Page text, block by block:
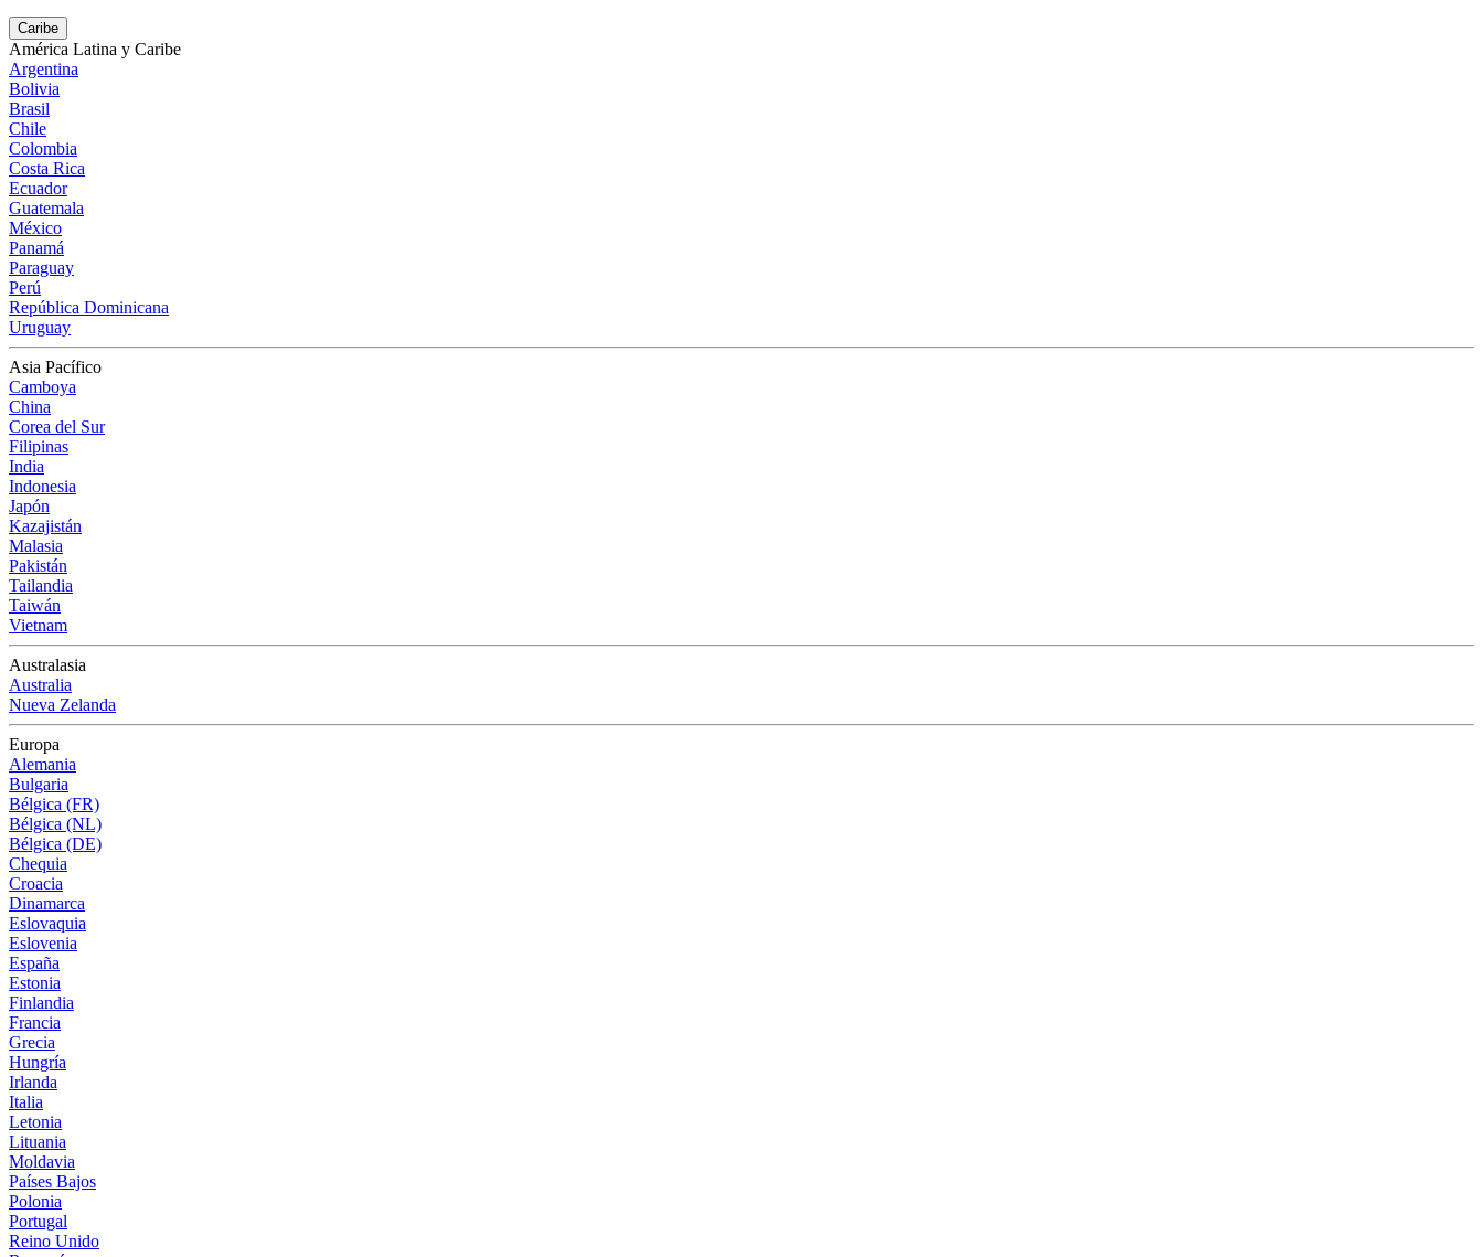
Caribe
América Latina y Caribe
Argentina
Bolivia
Brasil
Chile
Colombia
Costa Rica
Ecuador
Guatemala
México
Panamá
Paraguay
Perú
República Dominicana
Uruguay
Asia Pacífico
Camboya
China
Corea del Sur
Filipinas
India
Indonesia
Japón
Kazajistán
Malasia
Pakistán
Tailandia
Taiwán
Vietnam
Australasia
Australia
Nueva Zelanda
Europa
Alemania
Bulgaria
Bélgica (FR)
Bélgica (NL)
Bélgica (DE)
Chequia
Croacia
Dinamarca
Eslovaquia
Eslovenia
España
Estonia
Finlandia
Francia
Grecia
Hungría
Irlanda
Italia
Letonia
Lituania
Moldavia
Países Bajos
Polonia
Portugal
Reino Unido